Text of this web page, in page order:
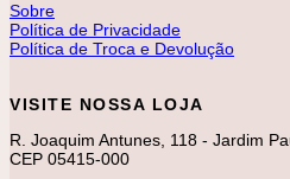
Sobre
Política de Privacidade
Política de Troca e Devolução
VISITE NOSSA LOJA
R. Joaquim Antunes, 118 - Jardim
CEP 05415-000